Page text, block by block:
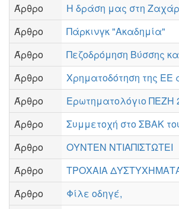
Άρθρο
Η δράση μας στη
Άρθρο
Πάρκινγκ "Ακαδημία"
Άρθρο
Πεζοδρόμηση Βύσσης
Άρθρο
Χρηματοδότηση της
Άρθρο
Ερωτηματολόγιο ΠΕΖΗ
Άρθρο
Συμμετοχή στο ΣΒΑΚ
Άρθρο
ΟΥΝΤΕΝ ΝΤΙΑΠΙΣΤΩΤΕΙ
Άρθρο
ΤΡΟΧΑΙΑ
Άρθρο
Φίλε οδηγέ,